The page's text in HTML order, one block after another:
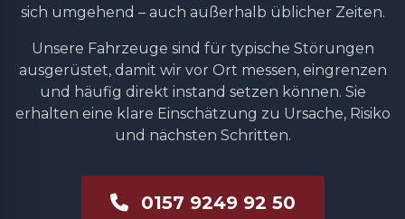
sich umgehend – auch außerhalb üblicher Zeiten.
Unsere Fahrzeuge sind für typische Störungen
ausgerüstet, damit wir vor Ort messen, eingrenzen
und häufig direkt instand setzen können. Sie
erhalten eine klare Einschätzung zu Ursache, Risiko
und nächsten Schritten.
0157 9249 92 50